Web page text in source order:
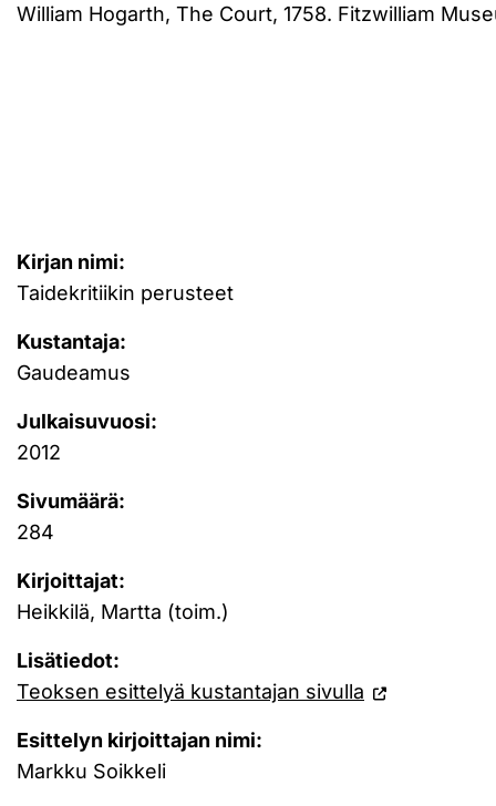
William Hogarth, The Court, 1758. Fitzwilliam
Kirjan nimi:
Taidekritiikin perusteet
Kustantaja:
Gaudeamus
Julkaisuvuosi:
2012
Sivumäärä:
284
Kirjoittajat:
Heikkilä, Martta (toim.)
Lisätiedot:
Teoksen esittelyä kustantajan sivulla
Esittelyn kirjoittajan nimi:
Markku Soikkeli